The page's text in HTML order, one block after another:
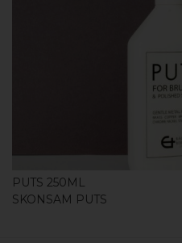
PUTS 250ML
SKONSAM PUTS